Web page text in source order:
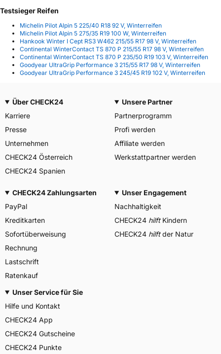
Testsieger Reifen
Michelin Pilot Alpin 5 225/40 R18 92 V, Winterreifen
Michelin Pilot Alpin 5 275/35 R19 100 W, Winterreifen
Hankook Winter I Cept RS3 W462 215/55 R17 98 V, Winterreifen
Continental WinterContact TS 870 P 215/55 R17 98 V, Winterreifen
Continental WinterContact TS 870 P 235/50 R19 103 V, Winterreifen
Goodyear UltraGrip Performance 3 215/55 R17 98 V, Winterreifen
Goodyear UltraGrip Performance 3 245/45 R19 102 V, Winterreifen
Über CHECK24
Karriere
Presse
Unternehmen
CHECK24 Österreich
CHECK24 Spanien
Unsere Partner
Partnerprogramm
Profi werden
Affiliate werden
Werkstattpartner werden
CHECK24 Zahlungsarten
PayPal
Kreditkarten
Sofortüberweisung
Rechnung
Lastschrift
Ratenkauf
Unser Engagement
Nachhaltigkeit
CHECK24 hilftKindern
CHECK24 hilftder Natur
Unser Service für Sie
Hilfe und Kontakt
CHECK24 App
CHECK24 Gutscheine
CHECK24 Punkte